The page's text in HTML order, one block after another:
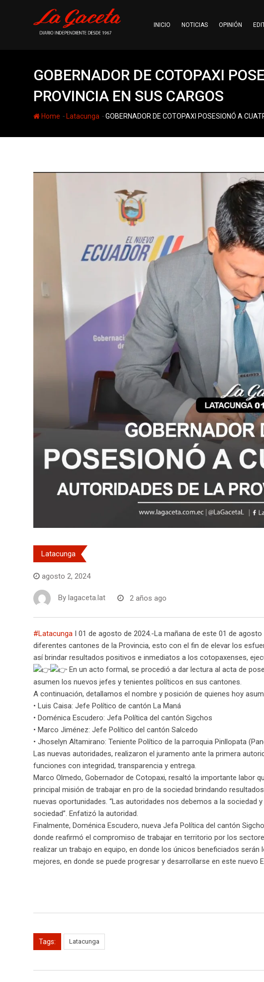
INICIO NOTICIAS OPINIÓN
GOBERNADOR DE COTOPAXI
PROVINCIA EN SUS CARGOS
Home - Latacunga -GOBERNADOR DE COTOPAXI POSESIONÓ A
Latacunga
agosto 2, 2024
By lagaceta.lat 2 años ago
#Latacunga I 01 de agosto de 2024.-La mañana de este 01 de
diferentes cantones de la Provincia, esto con el fin de elevar los
así brindar resultados positivos e inmediatos a los cotopaxenses,
En un acto formal, se procedió a dar lectura al acta de
asumen los nuevos jefes y tenientes políticos en sus cantones.
A continuación, detallamos el nombre y posición de quienes hoy
• Luis Caisa: Jefe Político de cantón La Maná
• Doménica Escudero: Jefa Política del cantón Sigchos
• Marco Jiménez: Jefe Político del cantón Salcedo
• Jhoselyn Altamirano: Teniente Político de la parroquia Pinllopata
Las nuevas autoridades, realizaron el juramento ante la primera
funciones con integridad, transparencia y entrega.
Marco Olmedo, Gobernador de Cotopaxi, resaltó la importante labor
principal misión de trabajar en pro de la sociedad brindando
nuevas oportunidades. “Las autoridades nos debemos a la sociedad
sociedad”. Enfatizó la autoridad.
Finalmente, Doménica Escudero, nueva Jefa Política del cantón
donde reafirmó el compromiso de trabajar en territorio por los
realizar un trabajo en equipo, en donde los únicos beneficiados
mejores, en donde se puede progresar y desarrollarse en este nuevo
Tags: Latacunga